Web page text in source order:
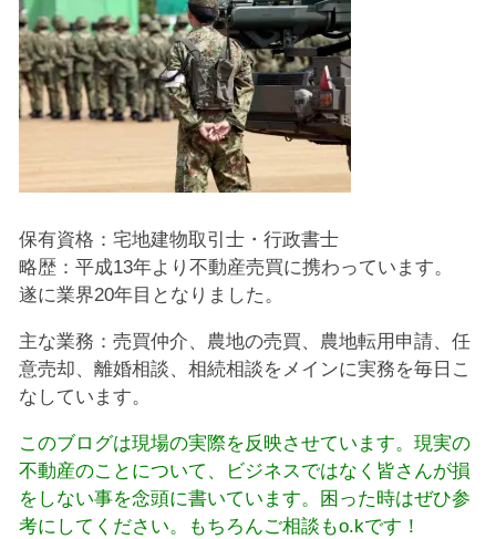
保有資格：宅地建物取引士・行政書士
略歴：平成13年より不動産売買に携わっています。
遂に業界20年目となりました。
主な業務：売買仲介、農地の売買、農地転用申請、任
意売却、離婚相談、相続相談をメインに実務を毎日こ
なしています。
このブログは現場の実際を反映させています。現実の
不動産のことについて、ビジネスではなく皆さんが損
をしない事を念頭に書いています。困った時はぜひ参
考にしてください。もちろんご相談もo.kです！